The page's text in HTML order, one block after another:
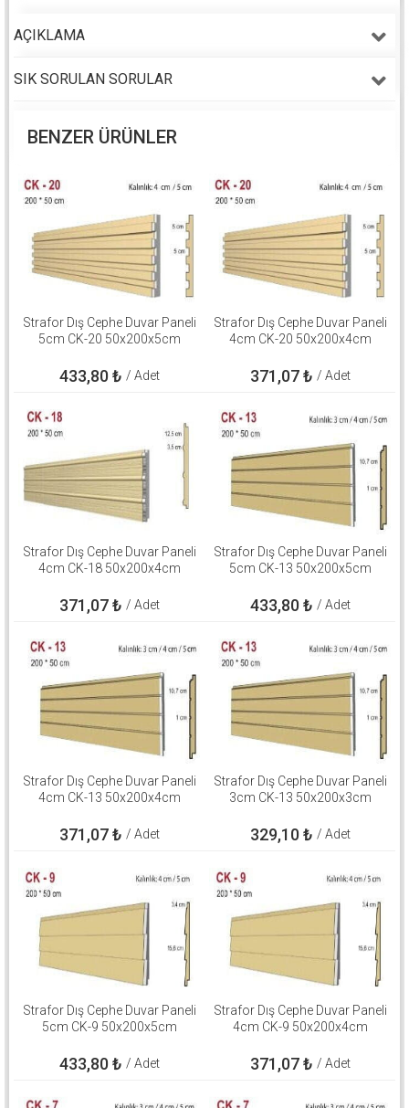
AÇIKLAMA
SIK SORULAN SORULAR
BENZER ÜRÜNLER
Strafor Dış Cephe Duvar Paneli
5cm CK-20 50x200x5cm
433,80₺ / Adet
Strafor Dış Cephe Duvar Paneli
4cm CK-20 50x200x4cm
371,07₺ / Adet
Strafor Dış Cephe Duvar Paneli
4cm CK-18 50x200x4cm
371,07₺ / Adet
Strafor Dış Cephe Duvar Paneli
5cm CK-13 50x200x5cm
433,80₺ / Adet
Strafor Dış Cephe Duvar Paneli
4cm CK-13 50x200x4cm
371,07₺ / Adet
Strafor Dış Cephe Duvar Paneli
3cm CK-13 50x200x3cm
329,10₺ / Adet
Strafor Dış Cephe Duvar Paneli
5cm CK-9 50x200x5cm
433,80₺ / Adet
Strafor Dış Cephe Duvar Paneli
4cm CK-9 50x200x4cm
371,07₺ / Adet